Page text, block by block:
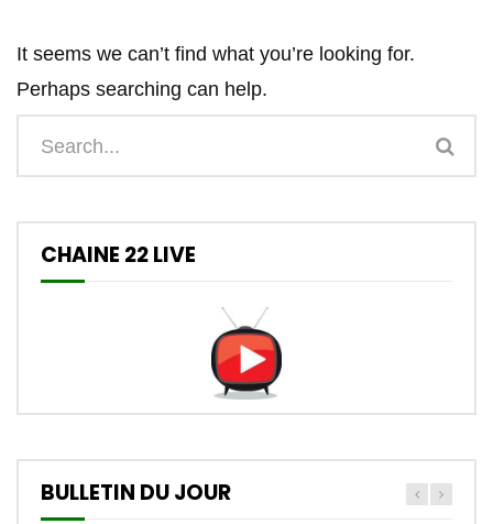
It seems we can’t find what you’re looking for.
Perhaps searching can help.
CHAINE 22 LIVE
BULLETIN DU JOUR